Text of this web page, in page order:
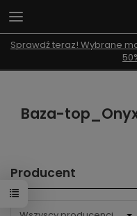
Sprawdź teraz! Wybrane
Baza-
Producent